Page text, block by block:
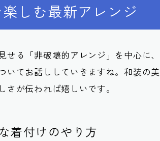
しむ最新アレンジ
せる「非破壊的アレンジ」を中心に
いてお話ししていきますね。和装の
が伝われば嬉しいです。
着付けのやり方